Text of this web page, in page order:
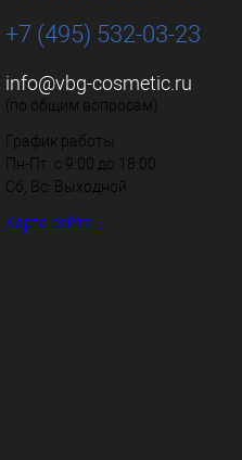
+7 (495) 532-03-23
info@vbg-cosmetic.ru
(по общим вопросам)
График работы
Пн-Пт: с 9:00 до 18:00
Сб, Вс: Выходной
Карта сайта